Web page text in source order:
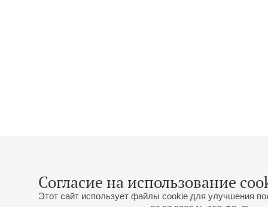
Согласие на использование
Этот сайт использует файлы cookie для улучшения